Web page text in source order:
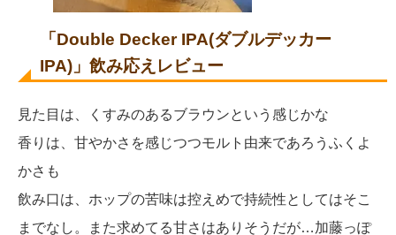
「Double Decker IPA(ダブルデッカー
IPA)」飲み応えレビュー
見た目は、くすみのあるブラウンという感じかな
香りは、甘やかさを感じつつモルト由来であろうふくよ
かさも
飲み口は、ホップの苦味は控えめで持続性としてはそこ
までなし。また求めてる甘さはありそうだが…加藤っぽ